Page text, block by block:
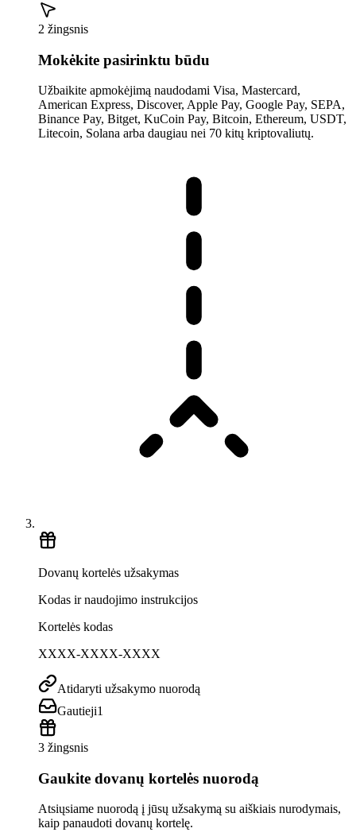
2 žingsnis
Mokėkite pasirinktu būdu
Užbaikite apmokėjimą naudodami Visa, Mastercard,
American Express, Discover, Apple Pay, Google Pay, SEPA,
Binance Pay, Bitget, KuCoin Pay, Bitcoin, Ethereum, USDT,
Litecoin, Solana arba daugiau nei 70 kitų kriptovaliutų.
Dovanų kortelės užsakymas
Kodas ir naudojimo instrukcijos
Kortelės kodas
XXXX-XXXX-XXXX
Atidaryti užsakymo nuorodą
Gautieji1
3 žingsnis
Gaukite dovanų kortelės nuorodą
Atsiųsiame nuorodą į jūsų užsakymą su aiškiais nurodymais,
kaip panaudoti dovanų kortelę.